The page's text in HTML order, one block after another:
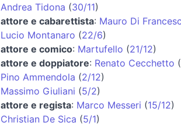
Andrea Tidona (30/11)
attore e cabarettista: Mauro Di
Lucio Montanaro (22/6)
attore e comico: Martufello (21/12)
attore e doppiatore: Renato Cecchetto (
Pino Ammendola (2/12)
Massimo Giuliani (5/2)
attore e regista: Marco Messeri (15/12)
Christian De Sica (5/1)